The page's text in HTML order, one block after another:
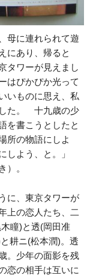
母に連れられて遊
にあり、帰ると
タワーが見えまし
はぴかぴか光って
いものに思え、私
た。 十九歳の少
を書こうとしたと
所の物語にしよ
しよう、と。」
）。
に、東京タワーが
上の恋人たち、二
瞳)と透(岡田准
耕ニ(松本潤)。透
。少年の面影を残
恋の相手は互いに